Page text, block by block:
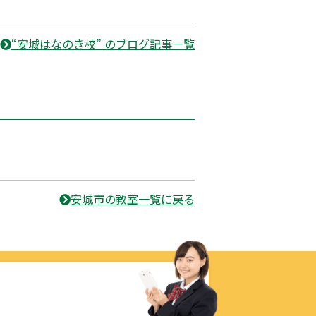
“安城はなのき校” のブログ記事一覧
安城市の教室一覧に戻る